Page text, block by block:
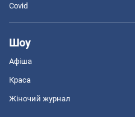
Covid
Шоу
Афіша
Краса
Жіночий журнал